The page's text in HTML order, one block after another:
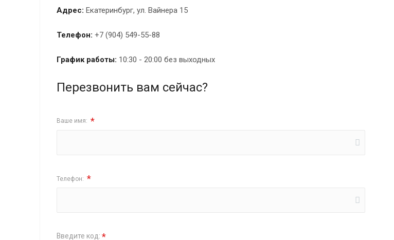
Адрес: Екатеринбург, ул. Вайнера 15
Телефон: +7 (904) 549-55-88
График работы: 10:30 - 20:00 без выходных
Перезвонить вам сейчас?
Ваше имя: *
Телефон: *
Введите код: *